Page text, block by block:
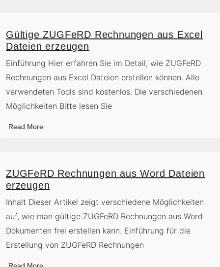
Gültige ZUGFeRD Rechnungen aus Excel
Dateien erzeugen
Einführung Hier erfahren Sie im Detail, wie ZUGFeRD
Rechnungen aus Excel Dateien erstellen können. Alle
verwendeten Tools sind kostenlos. Die verschiedenen
Möglichkeiten Bitte lesen Sie
Read More
ZUGFeRD Rechnungen aus Word Dateien
erzeugen
Inhalt Dieser Artikel zeigt verschiedene Möglichkeiten
auf, wie man gültige ZUGFeRD Rechnungen aus Word
Dokumenten frei erstellen kann. Einführung für die
Erstellung von ZUGFeRD Rechnungen
Read More